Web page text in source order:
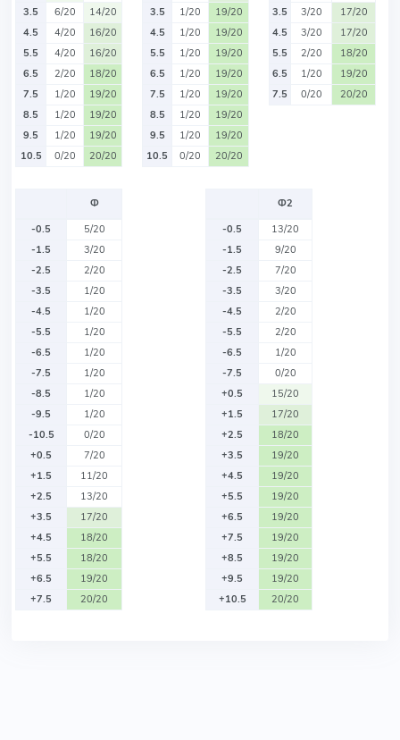
3.5
6/20
14/20
4.5
4/20
16/20
5.5
4/20
16/20
6.5
2/20
18/20
7.5
1/20
19/20
8.5
1/20
19/20
9.5
1/20
19/20
10.5
0/20 20/20
3.5
1/20
19/20
4.5
1/20
19/20
5.5
1/20
19/20
6.5
1/20
19/20
7.5
1/20
19/20
8.5
1/20
19/20
9.5
1/20
19/20
10.5
0/20 20/20
3.5
3/20
17/20
4.5
3/20
17/20
5.5
2/20
18/20
6.5
1/20
19/20
7.5
0/20 20/20
Ф
-0.5
5/20
-1.5
3/20
-2.5
2/20
-3.5
1/20
-4.5
1/20
-5.5
1/20
-6.5
1/20
-7.5
1/20
-8.5
1/20
-9.5
1/20
-10.5
0/20
+0.5
7/20
+1.5
11/20
+2.5
13/20
+3.5
17/20
+4.5
18/20
+5.5
18/20
+6.5
19/20
+7.5
20/20
Ф2
-0.5
13/20
-1.5
9/20
-2.5
7/20
-3.5
3/20
-4.5
2/20
-5.5
2/20
-6.5
1/20
-7.5
0/20
+0.5
15/20
+1.5
17/20
+2.5
18/20
+3.5
19/20
+4.5
19/20
+5.5
19/20
+6.5
19/20
+7.5
19/20
+8.5
19/20
+9.5
19/20
+10.5
20/20